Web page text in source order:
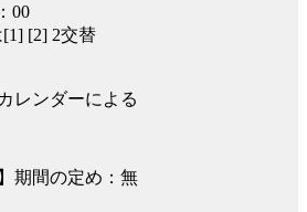
00
[2] 2交替
レンダーによる
期間の定め：無